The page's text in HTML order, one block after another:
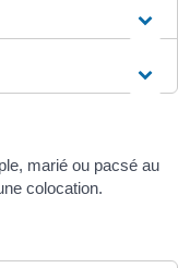
marié ou pacsé au
colocation.